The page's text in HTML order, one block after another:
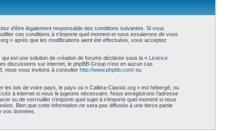
d’être légalement responsable des conditions suivantes. Si vous
ces conditions à n’importe quel moment et nous essaierons de vous
» après que les modifications aient été effectuées, vous acceptez
est une solution de création de forums déclarée sous la « Licence
discussions sur internet, le phpBB Group n’est en aucun cas
nous vous invitons à consulter http://www.phpbb.com/ou
les lois de votre pays, le pays où « Calibra-Classic.org » est hébergé, ou
à internet si nous le jugeons nécessaire. Nous enregistrons l’adresse
ou de verrouiller n’importe quel sujet à n’importe quel moment si nous
Bien que cette information ne sera pas diffusée à une tierce partie
vos données.